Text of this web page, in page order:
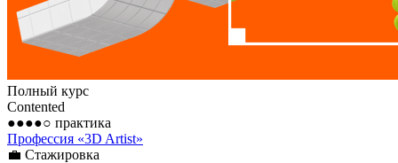
Полный курс
Contented
●●●●○ практика
Профессия «3D Artist»
💼 Стажировка